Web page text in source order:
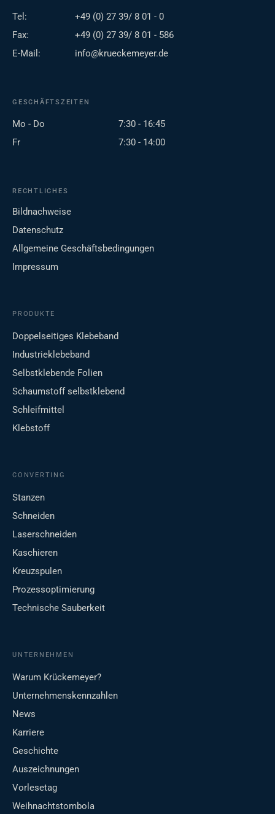
Tel:
+49 (0) 27 39/ 8 01 - 0
Fax:
+49 (0) 27 39/ 8 01 - 586
E-Mail:
info@krueckemeyer.de
GESCHÄFTSZEITEN
Mo - Do
7:30 - 16:45
Fr
7:30 - 14:00
RECHTLICHES
Bildnachweise
Datenschutz
Allgemeine Geschäftsbedingungen
Impressum
PRODUKTE
Doppelseitiges Klebeband
Industrieklebeband
Selbstklebende Folien
Schaumstoff selbstklebend
Schleifmittel
Klebstoff
CONVERTING
Stanzen
Schneiden
Laserschneiden
Kaschieren
Kreuzspulen
Prozessoptimierung
Technische Sauberkeit
UNTERNEHMEN
Warum Krückemeyer?
Unternehmenskennzahlen
News
Karriere
Geschichte
Auszeichnungen
Vorlesetag
Weihnachtstombola